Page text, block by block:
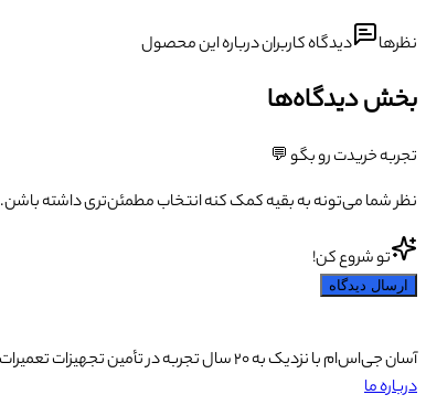
نظرها دیدگاه کاربران درباره این محصول
بخش دیدگاه‌ها
تجربه خریدت رو بگو 💬
نظر شما می‌تونه به بقیه کمک کنه انتخاب مطمئن‌تری داشته باشن.
تو شروع کن!
ارسال دیدگاه
آسان جی‌اس‌ام با نزدیک به ۲۰ سال تجربه در تأمین تجهیزات تعمیرات الکترونیک، آموزش تخصصی موبایل و ارائه خدمات تعمیر تلفن همراه و لوازم جانبی، با تکیه بر تیمی حرفه‌ای، رضایت و اعتماد مشتریان را اولویت اصلی خود قرار داده است.
درباره ما